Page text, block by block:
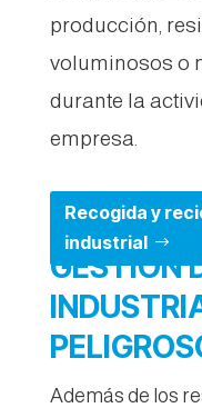
producción,
voluminosos o
durante la
empresa.
Recogida y
industrial
GESTIÓN
Además de los